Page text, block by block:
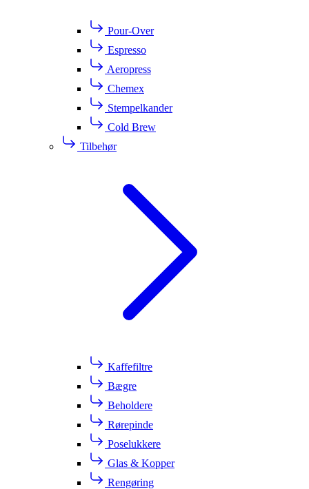
Pour-Over
Espresso
Aeropress
Chemex
Stempelkander
Cold Brew
Tilbehør
Kaffefiltre
Bægre
Beholdere
Rørepinde
Poselukkere
Glas & Kopper
Rengøring